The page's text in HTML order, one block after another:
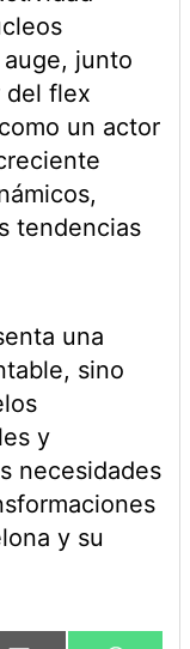
junto
del flex
un actor
tendencias
una
sino
y
necesidades
y su